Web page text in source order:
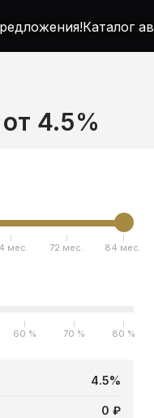
Каталог
4.5%
мес. 72 мес. 84 мес.
60 % 70 % 80 %
4.5%
0 ₽